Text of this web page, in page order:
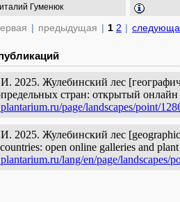
Гуменюк
| предыдущая | 1 2 |
2025. Жулебинский лес
стран: открытый
page/landscapes/point/
2025. Жулебинский лес [geographic
open online galleries and
lang/en/page/landscapes/